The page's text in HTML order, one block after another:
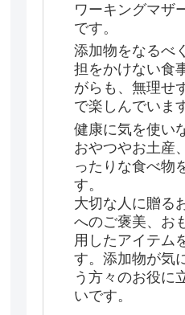
ワーキングマザ
です。
添加物をなるべ
担をかけない食
がらも、無理せ
で楽しんでいま
健康に気を使い
おやつやお土産
ったりな食べ物
す。
大切な人に贈る
へのご褒美、お
用したアイテム
す。添加物が気
う方々のお役に
いです。